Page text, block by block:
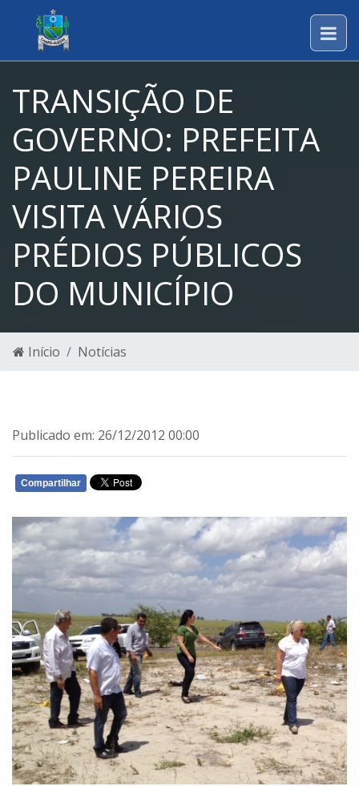
TRANSIÇÃO DE
GOVERNO: PREFEITA
PAULINE PEREIRA
VISITA VÁRIOS
PRÉDIOS PÚBLICOS
DO MUNICÍPIO
Início Notícias
Publicado em: 26/12/2012 00:00
Compartilhar